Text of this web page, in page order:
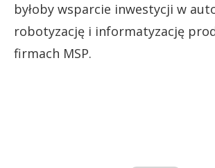
byłoby wsparcie inwestycji w
robotyzację i informatyzację
firmach MSP.